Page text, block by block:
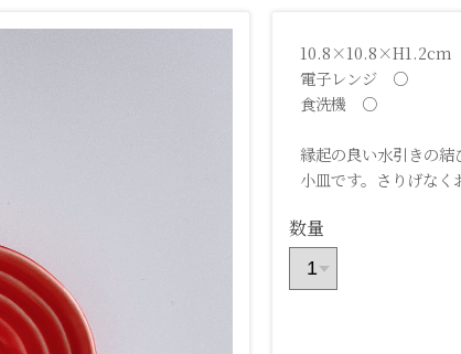
10.8×10.8×H1.2cm
電子レンジ ○
食洗機 ○
縁起の良い水引きの結
小皿です。さりげなく
数量